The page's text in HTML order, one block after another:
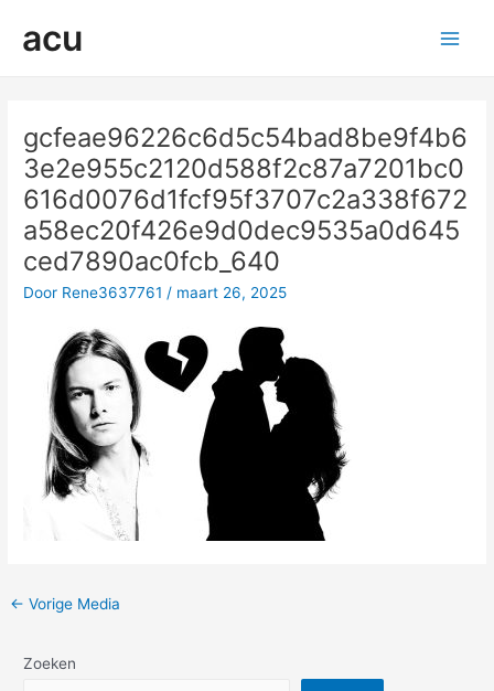
naaracu
gcfeae96226c6d5c54bad8be9f4b6
3e2e955c2120d588f2c87a7201bc0
616d0076d1fcf95f3707c2a338f672
a58ec20f426e9d0dec9535a0d645
ced7890ac0fcb_640
Door Rene3637761 / maart 26, 2025
Post
← Vorige Media
Zoeken